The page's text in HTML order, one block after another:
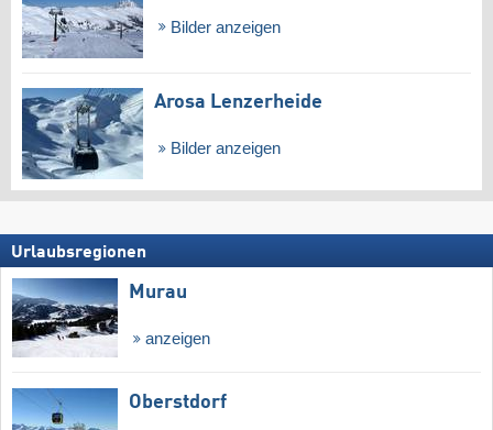
Bilder anzeigen
Arosa Lenzerheide
Bilder anzeigen
Urlaubsregionen
Murau
anzeigen
Oberstdorf